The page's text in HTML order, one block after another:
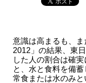
意識は高まるも、
2012」の結果、東
した人の割合は確
と、水と食料を備
常食または水のみ